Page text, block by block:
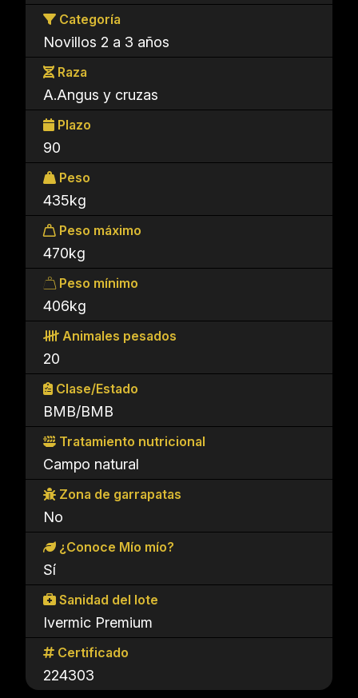
Categoría
Novillos 2 a 3 años
Raza
A.Angus y cruzas
Plazo
90
Peso
435kg
Peso máximo
470kg
Peso mínimo
406kg
Animales pesados
20
Clase/Estado
BMB/BMB
Tratamiento nutricional
Campo natural
Zona de garrapatas
No
¿Conoce Mío mío?
Sí
Sanidad del lote
Ivermic Premium
Certificado
224303